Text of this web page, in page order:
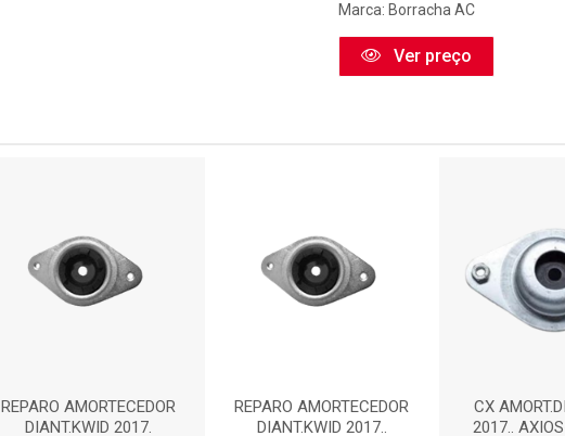
Marca: Borracha AC
Ver preço
REPARO AMORTECEDOR
DIANT.KWID 2017.
REPARO AMORTECEDOR
DIANT.KWID 2017..
CX
2017..